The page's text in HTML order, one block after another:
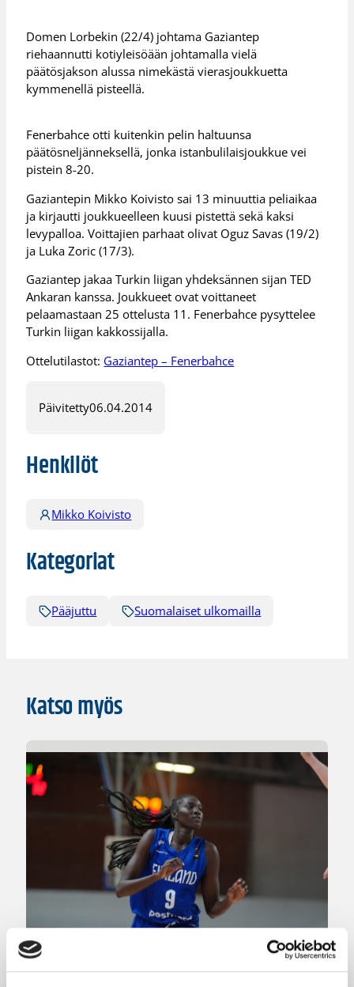
Domen Lorbekin (22/4) johtama Gaziantep
riehaannutti kotiyleisöään johtamalla vielä
päätösjakson alussa nimekästä vierasjoukkuetta
kymmenellä pisteellä.
Fenerbahce otti kuitenkin pelin haltuunsa
päätösneljänneksellä, jonka istanbulilaisjoukkue vei
pistein 8-20.
Gaziantepin Mikko Koivisto sai 13 minuuttia peliaikaa
ja kirjautti joukkueelleen kuusi pistettä sekä kaksi
levypalloa. Voittajien parhaat olivat Oguz Savas (19/2)
ja Luka Zoric (17/3).
Gaziantep jakaa Turkin liigan yhdeksännen sijan TED
Ankaran kanssa. Joukkueet ovat voittaneet
pelaamastaan 25 ottelusta 11. Fenerbahce pysyttelee
Turkin liigan kakkossijalla.
Ottelutilastot: Gaziantep – Fenerbahce
Päivitetty06.04.2014
Henkilöt
Mikko Koivisto
Kategoriat
Pääjuttu Suomalaiset ulkomailla
Katso myös